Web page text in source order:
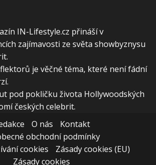
IN-Lifestyle.cz přináší v
zajímavosti ze světa showbyznysu
je věčné téma, které není fádní
pod pokličku života Hollywoodských
českých celebrit.
O nás
Kontakt
obchodní podmínky
cookies
Zásady cookies (EU)
Zásady cookies